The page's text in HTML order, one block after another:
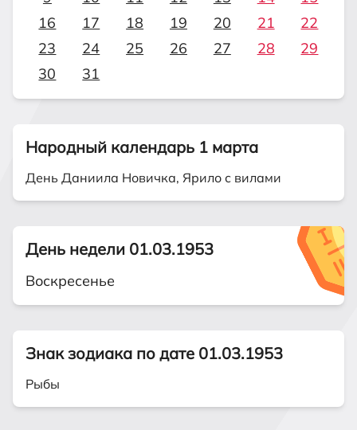
16
17 18 19 20 21
22
23
24 25 26 27 28
29
30
31
Народный календарь 1 марта
День Даниила Новичка, Ярило с вилами
День недели 01.03.1953
Воскресенье
Знак зодиака по дате 01.03.1953
Рыбы